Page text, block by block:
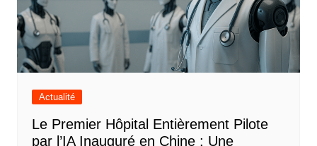
Actualité
Le Premier Hôpital Entièrement Pilote
par l’IA Inauguré en Chine : Une